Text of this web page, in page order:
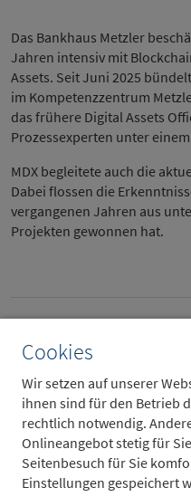
Cookies
Wir setzen auf unserer
ihnen sind für den Betrieb
rechtlich notwendig.
Onlineangebot stetig für
Seitenbesuch für Sie
Einstellungen gespeichert
Das Bankhaus Metzler
Jahren intensiv mit
Assets. Seit Juni 2025
im Kompetenzzentrum
das frühere Digital Assets
Prozessexperten unter
MDX begleitete auch die
Dabei flossen die
vergangenen Jahren aus
Projekten gewonnen hat.
Ansprechpartner